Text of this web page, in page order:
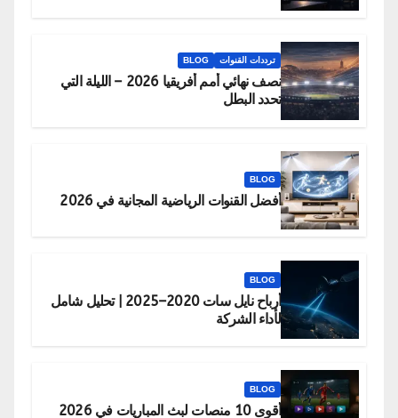
ترددات القنوات BLOG
نصف نهائي أمم أفريقيا 2026 – الليلة التي
تحدد البطل
BLOG
أفضل القنوات الرياضية المجانية في 2026
BLOG
أرباح نايل سات 2020–2025 | تحليل شامل
لأداء الشركة
BLOG
أقوى 10 منصات لبث المباريات في 2026